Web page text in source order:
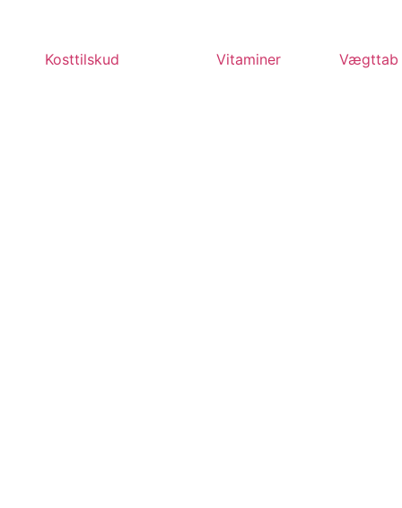
Kosttilskud Vitaminer Vægttab